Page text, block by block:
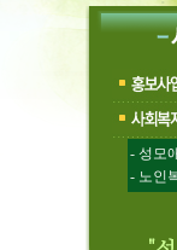
- 성모
- 노인